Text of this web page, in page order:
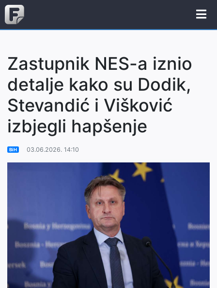
Zastupnik NES-a iznio
detalje kako su Dodik,
Stevandić i Višković
izbjegli hapšenje
BiH 03.06.2026. 14:10